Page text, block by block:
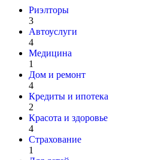
Риэлторы
3
Автоуслуги
4
Медицина
1
Дом и ремонт
4
Кредиты и ипотека
2
Красота и здоровье
4
Страхование
1